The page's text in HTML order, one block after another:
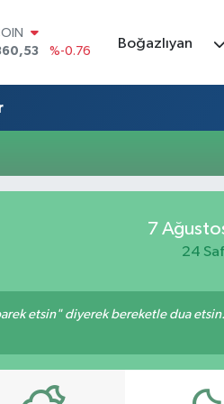
%-0.76
%0.17
ALTIN
Boğazlıyan
7
24
etsin" diyerek bereketle dua